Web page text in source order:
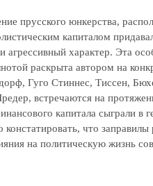
прусского юнкерства,
капиталом
агрессивный характер. Эта
раскрыта автором на
Гуго Стиннес, Тиссен,
встречаются на
капитала сыграли в
что заправилы
на политическую жизнь